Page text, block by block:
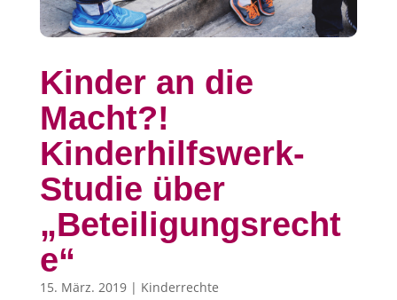
Kinder an die
Macht?!
Kinderhilfswerk-
Studie über
„Beteiligungsrecht
e“
15. März. 2019| Kinderrechte